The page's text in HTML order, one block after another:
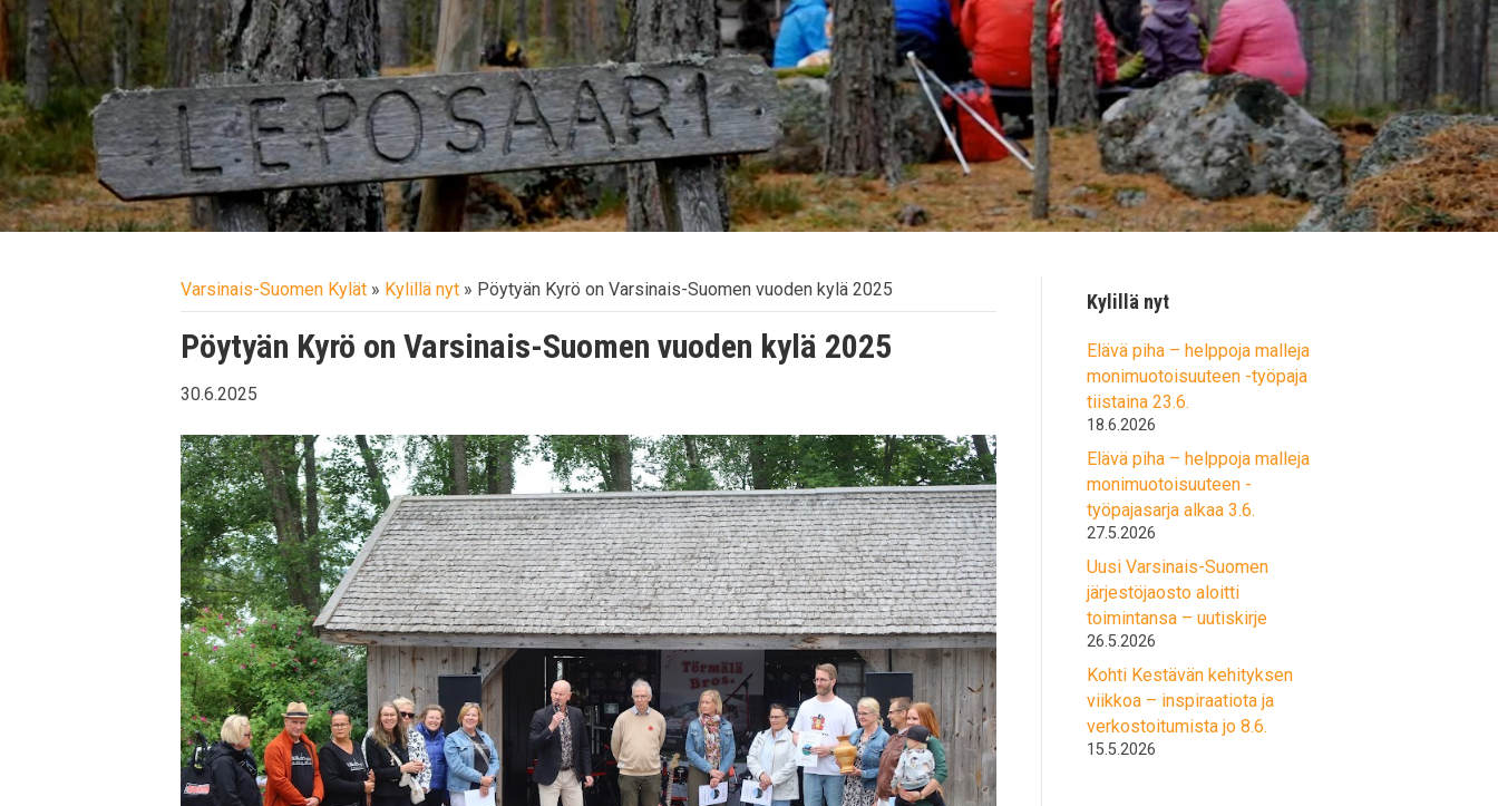
Varsinais-Suomen Kylät » Kylillä nyt » Pöytyän Kyrö on Varsinais-Suomen vuoden kylä 2025
Pöytyän Kyrö on Varsinais-Suomen vuoden kylä 2025
30.6.2025
Kylillä nyt
Elävä piha – helppoja malleja
monimuotoisuuteen -työpaja
tiistaina 23.6.
18.6.2026
Elävä piha – helppoja malleja
monimuotoisuuteen -
työpajasarja alkaa 3.6.
27.5.2026
Uusi Varsinais-Suomen
järjestöjaosto aloitti
toimintansa – uutiskirje
26.5.2026
Kohti Kestävän kehityksen
viikkoa – inspiraatiota ja
verkostoitumista jo 8.6.
15.5.2026